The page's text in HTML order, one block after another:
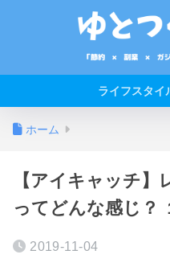
ライフスタイ
ホーム
【アイキャッチ
ってどんな感じ？
2019-11-04